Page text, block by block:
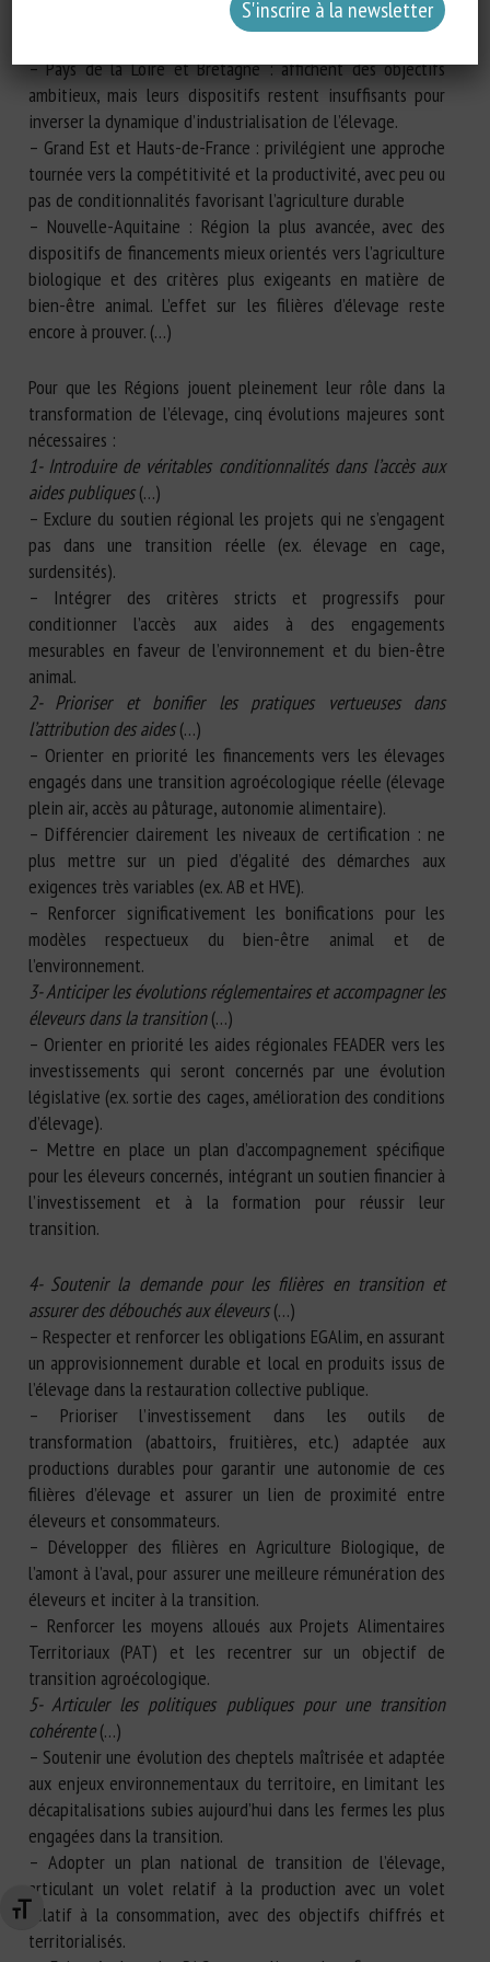
Changer la taille de la police
On observe tout de même de fortes disparités territoriales
– Pays de la Loire et Bretagne : affichent des objectifs
ambitieux, mais leurs dispositifs restent insuffisants pour
inverser la dynamique d’industrialisation de l’élevage.
– Grand Est et Hauts-de-France : privilégient une approche
tournée vers la compétitivité et la productivité, avec peu ou
pas de conditionnalités favorisant l’agriculture durable
– Nouvelle-Aquitaine : Région la plus avancée, avec des
dispositifs de financements mieux orientés vers l’agriculture
biologique et des critères plus exigeants en matière de
bien-être animal. L’effet sur les filières d’élevage reste
encore à prouver. (…)
Pour que les Régions jouent pleinement leur rôle dans la
transformation de l’élevage, cinq évolutions majeures sont
nécessaires :
1- Introduire de véritables conditionnalités dans l’accès aux
aides publiques(…)
– Exclure du soutien régional les projets qui ne s’engagent
pas dans une transition réelle (ex. élevage en cage,
surdensités).
– Intégrer des critères stricts et progressifs pour
conditionner l’accès aux aides à des engagements
mesurables en faveur de l’environnement et du bien-être
animal.
2- Prioriser et bonifier les pratiques vertueuses dans
l’attribution des aides(…)
– Orienter en priorité les financements vers les élevages
engagés dans une transition agroécologique réelle (élevage
plein air, accès au pâturage, autonomie alimentaire).
– Différencier clairement les niveaux de certification : ne
plus mettre sur un pied d’égalité des démarches aux
exigences très variables (ex. AB et HVE).
– Renforcer significativement les bonifications pour les
modèles respectueux du bien-être animal et de
l’environnement.
3- Anticiper les évolutions réglementaires et accompagner les
éleveurs dans la transition(…)
– Orienter en priorité les aides régionales FEADER vers les
investissements qui seront concernés par une évolution
législative (ex. sortie des cages, amélioration des conditions
d’élevage).
– Mettre en place un plan d’accompagnement spécifique
pour les éleveurs concernés, intégrant un soutien financier à
l’investissement et à la formation pour réussir leur
transition.
4- Soutenir la demande pour les filières en transition et
assurer des débouchés aux éleveurs(…)
– Respecter et renforcer les obligations EGAlim, en assurant
un approvisionnement durable et local en produits issus de
l’élevage dans la restauration collective publique.
– Prioriser l’investissement dans les outils de
transformation (abattoirs, fruitières, etc.) adaptée aux
productions durables pour garantir une autonomie de ces
filières d’élevage et assurer un lien de proximité entre
éleveurs et consommateurs.
– Développer des filières en Agriculture Biologique, de
l’amont à l’aval, pour assurer une meilleure rémunération des
éleveurs et inciter à la transition.
– Renforcer les moyens alloués aux Projets Alimentaires
Territoriaux (PAT) et les recentrer sur un objectif de
transition agroécologique.
5- Articuler les politiques publiques pour une transition
cohérente(…)
– Soutenir une évolution des cheptels maîtrisée et adaptée
aux enjeux environnementaux du territoire, en limitant les
décapitalisations subies aujourd’hui dans les fermes les plus
engagées dans la transition.
– Adopter un plan national de transition de l’élevage,
articulant un volet relatif à la production avec un volet
relatif à la consommation, avec des objectifs chiffrés et
territorialisés.